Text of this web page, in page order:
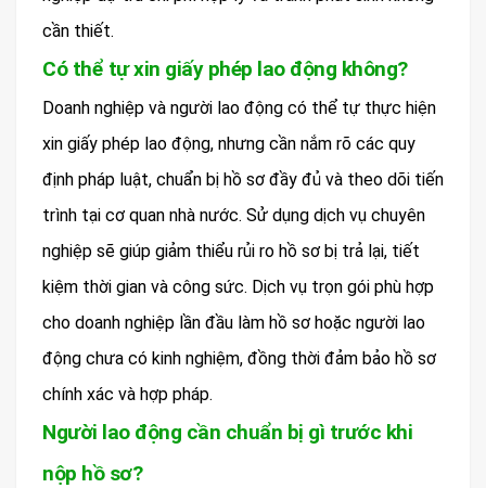
cần thiết.
Có thể tự xin giấy phép lao động không?
Doanh nghiệp và người lao động có thể tự thực hiện
xin giấy phép lao động, nhưng cần nắm rõ các quy
định pháp luật, chuẩn bị hồ sơ đầy đủ và theo dõi tiến
trình tại cơ quan nhà nước. Sử dụng dịch vụ chuyên
nghiệp sẽ giúp giảm thiểu rủi ro hồ sơ bị trả lại, tiết
kiệm thời gian và công sức. Dịch vụ trọn gói phù hợp
cho doanh nghiệp lần đầu làm hồ sơ hoặc người lao
động chưa có kinh nghiệm, đồng thời đảm bảo hồ sơ
chính xác và hợp pháp.
Người lao động cần chuẩn bị gì trước khi
nộp hồ sơ?